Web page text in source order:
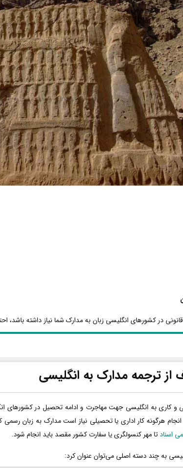
در کشورهای انگلیسی زبان به مدارک شما نیاز داشته باشد،
ترجمه مدارک به انگلیسی
و کاری به انگلیسی جهت مهاجرت و ادامه تحصیل در کشورهای
هرگونه کار اداری یا تحصیلی نیاز است مدارک به زبان
اسنادتا مهر کنسولگری یا سفارت کشور مقصد باید انجام شود.
به چند دسته اصلی می‌توان عنوان کرد: